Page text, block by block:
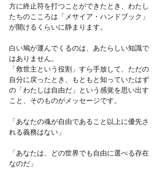
方に終止符を打つことができたとき、わたし
たちのこころは「メサイア・ハンドブック」
が開けるくらいに静まります。
白い鳩が運んでくるのは、あたらしい知識で
はありません。
「救世主という役割」すら手放して、ただの
自分に戻ったとき、もともと知っていたはず
の「わたしは自由だ」という感覚を思い出す
こと、そのものがメッセージです。
「あなたの魂が自由であること以上に優先さ
れる義務はない」
「あなたは、どの世界でも自由に選べる存在
なのだ」